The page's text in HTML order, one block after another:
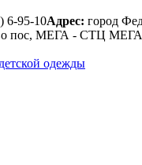
6-95-10Адрес: город
пос, МЕГА - СТЦ МЕГА
одежды